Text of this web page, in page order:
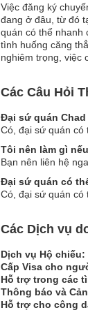
Việc đăng ký
đang ở đâu, từ đó
quán có thể nhanh
tình huống căng
nghiêm trọng, việc
Các Câu Hỏi
Đại sứ quán
Có, đại sứ quán có
Tôi nên làm gì
Bạn nên liên hệ
Đại sứ quán có
Có, đại sứ quán có
Các Dịch vụ
Dịch vụ Hộ chiếu:
Cấp Visa cho
Hỗ trợ trong các
Thông báo và
Hỗ trợ cho công